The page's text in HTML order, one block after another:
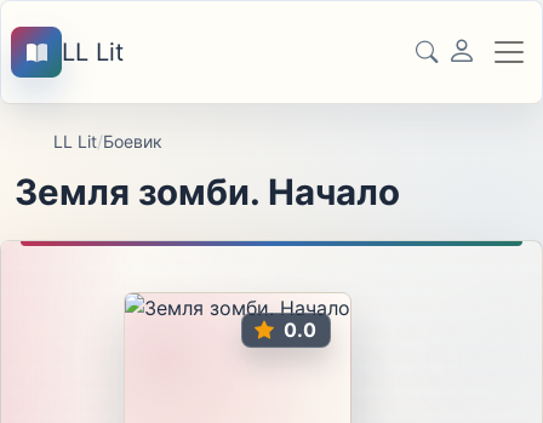
LL Lit
LL Lit/Боевик
Земля зомби. Начало
0.0